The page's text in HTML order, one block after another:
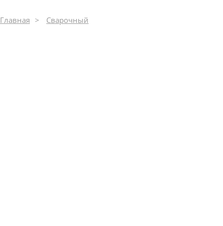
Главная Сварочный